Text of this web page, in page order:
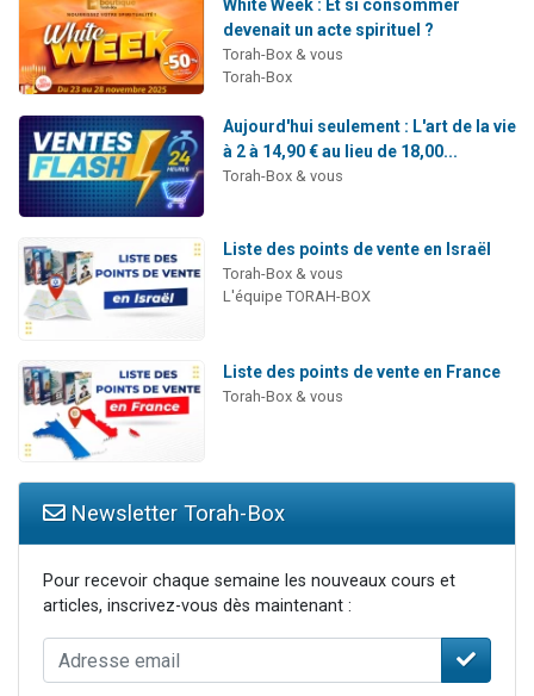
White Week : Et si consommer
devenait un acte spirituel ?
Torah-Box & vous
Torah-Box
Aujourd'hui seulement : L'art de la vie
à 2 à 14,90 € au lieu de 18,00...
Torah-Box & vous
Liste des points de vente en Israël
Torah-Box & vous
L'équipe TORAH-BOX
Liste des points de vente en France
Torah-Box & vous
Newsletter Torah-Box
Pour recevoir chaque semaine les nouveaux cours et
articles, inscrivez-vous dès maintenant :